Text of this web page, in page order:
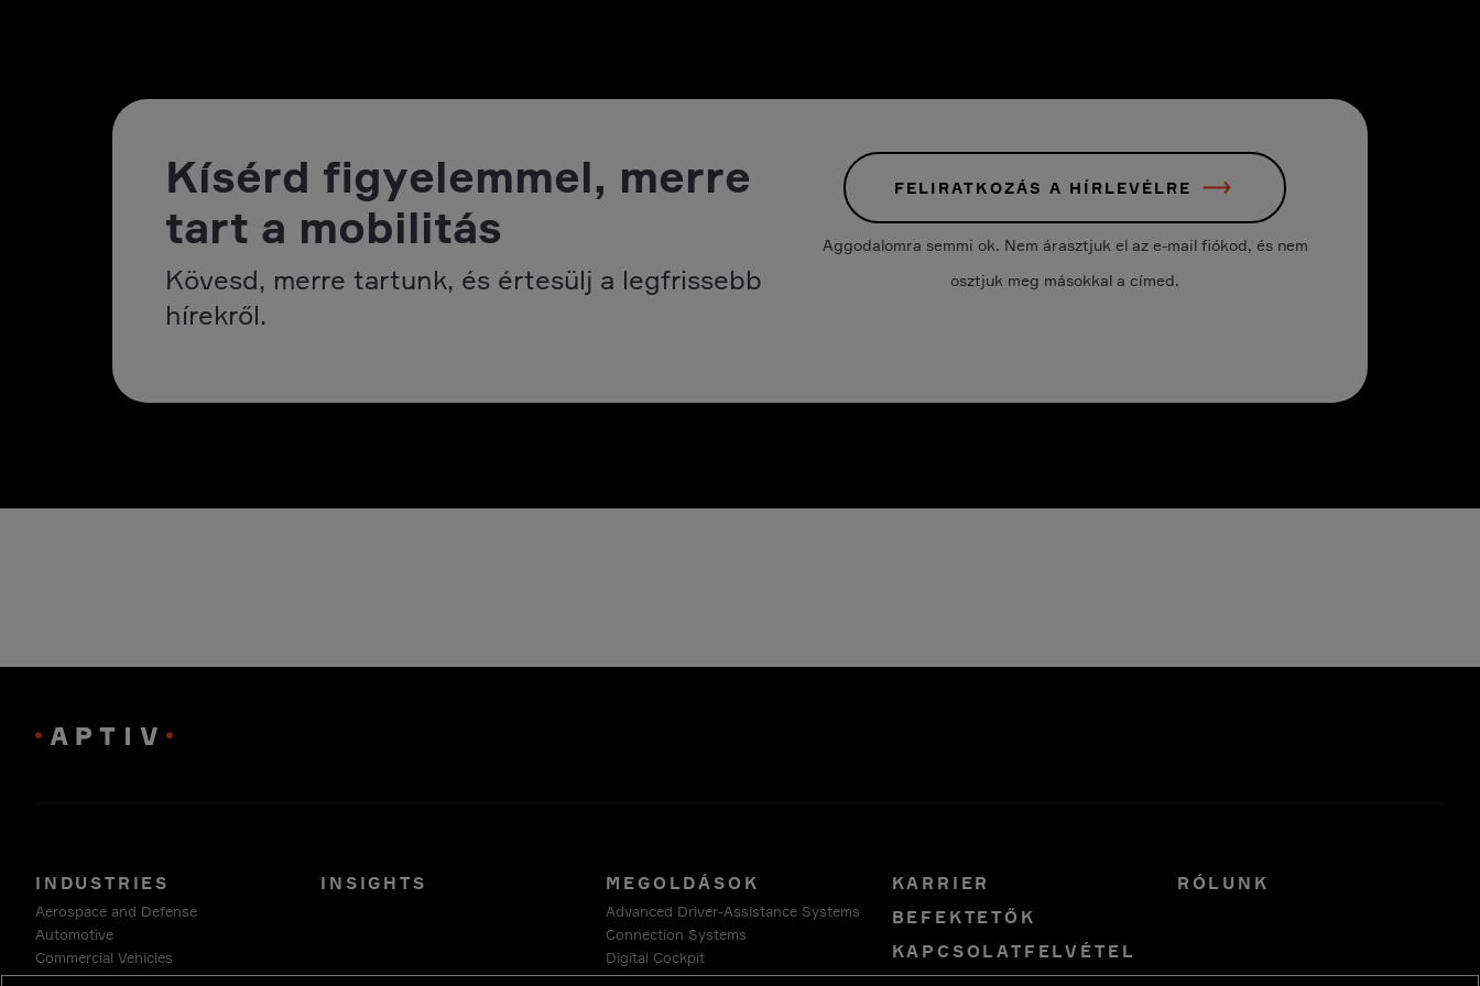
Kísérd figyelemmel, merre
tart a mobilitás
Kövesd, merre tartunk, és értesülj a legfrissebb
hírekről.
FELIRATKOZÁS A HÍRLEVÉLRE
Aggodalomra semmi ok. Nem árasztjuk el az e-mail fiókod, és nem
osztjuk meg másokkal a címed.
INDUSTRIES
Aerospace and Defense
Automotive
Commercial Vehicles
Energy
INSIGHTS MEGOLDÁSOK
Advanced Driver-Assistance Systems
Connection Systems
Digital Cockpit
Advanced Compute
KARRIER
BEFEKTETŐK
KAPCSOLATFELVÉTEL
RÓLUNK